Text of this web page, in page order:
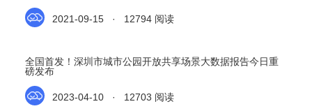
2021-09-15 · 12794 阅读
全国首发！深圳市城市公园开放共享场景大数据报告今日重
磅发布
2023-04-10 · 12703 阅读